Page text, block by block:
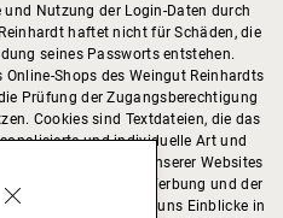
Nutzung der Login-Daten durch
haftet nicht für Schäden, die
seines Passworts entstehen.
Shops des Weingut Reinhardts
Prüfung der Zugangsberechtigung
Cookies sind Textdateien, die das
und individuelle Art und
welche Bereiche unserer Websites
Wirksamkeit von Werbung und der
messen, und geben uns Einblicke in